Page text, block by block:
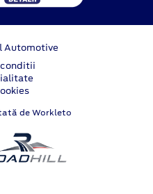
Automotive
de Workleto